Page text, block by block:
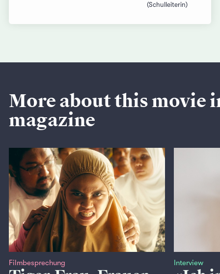
(Schulleiterin)
More about this movie
magazine
Filmbesprechung Interview